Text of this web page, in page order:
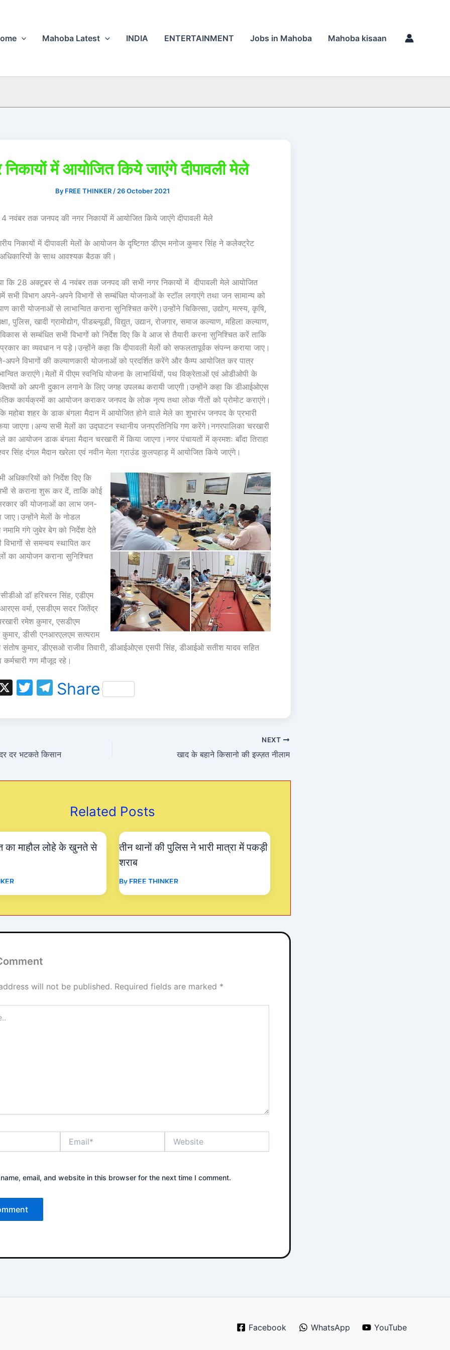
Mahoba Latest INDIA ENTERTAINMENT Jobs in Mahoba Mahoba kisaan
में आयोजित किये जाएंगे दीपावली मेले
By FREE THINKER / 26 October 2021
नवंबर तक जनपद की नगर निकायों में आयोजित किये जाएंगे दीपावली मेले
निकायों में दीपावली मेलों के आयोजन के दृष्टिगत डीएम मनोज कुमार सिंह ने कलेक्ट्रेट
अधिकारियों के साथ आवश्यक बैठक की।
कि 28 अक्टूबर से 4 नवंबर तक जनपद की सभी नगर निकायों में दीपावली मेले आयोजित
सभी विभाग अपने-अपने विभागों से सम्बंधित योजनाओं के स्टॉल लगाएंगे तथा जन सामान्य को
कारी योजनाओं से लाभान्वित कराना सुनिश्चित करेंगे।उन्होंने चिकित्सा, उद्योग, मत्स्य, कृषि,
पुलिस, खादी ग्रामोद्योग, पीडब्ल्यूडी, विद्युत, उद्यान, रोजगार, समाज कल्याण, महिला कल्याण,
से सम्बंधित सभी विभागों को निर्देश दिए कि वे आज से तैयारी करना सुनिश्चित करें ताकि
का व्यवधान न पड़े।उन्होंने कहा कि दीपावली मेलों को सफलतापूर्वक संपन्न कराया जाए।
अपने विभागों की कल्याणकारी योजनाओं को प्रदर्शित करेंगे और कैम्प आयोजित कर पात्र
कराएंगे।मेलों में पीएम स्वनिधि योजना के लाभार्थियों, पथ विक्रेताओं एवं ओडीओपी के
को अपनी दुकान लगाने के लिए जगह उपलब्ध करायी जाएगी।उन्होंने कहा कि डीआईओएस
कार्यक्रमों का आयोजन कराकर जनपद के लोक नृत्य तथा लोक गीतों को प्रोमोट कराएंगे।
महोबा शहर के डाक बंगला मैदान में आयोजित होने वाले मेले का शुभारंभ जनपद के प्रभारी
जाएगा।अन्य सभी मेलों का उद्घाटन स्थानीय जनप्रतिनिधि गण करेंगे।नगरपालिका चरखारी
का आयोजन डाक बंगला मैदान चरखारी में किया जाएगा।नगर पंचायतों में क्रमशः बाँदा तिराहा
सिंह दंगल मैदान खरेला एवं नवीन मेला ग्राउंड कुलपहाड़ में आयोजित किये जाएंगे।
को निर्देश दिए कि
से कराना शुरू कर दें, ताकि कोई
की योजनाओं का लाभ जन-
मेलों के नोडल
नमामि गंगे जुबेर बेग को निर्देश देते
से समन्वय स्थापित कर
का आयोजन कराना सुनिश्चित
डॉ हरिचरन सिंह, एडीएम
आरएस वर्मा, एसडीएम सदर जितेंद्र
रमेश कुमार, एसडीएम
डीसी एनआरएलएम सत्यराम
कुमार, डीएसओ राजीव तिवारी, डीआईओएस एसपी सिंह, डीआईओ सतीश यादव सहित
गण मौजूद रहे।
X
T
itt
T
e
a
Share
दर भटकते किसान
NEXT
खाद के बहाने किसानो की इज्ज़त नीलाम
Related Posts
का माहौल लोहे के खुनते से
तीन थानों की पुलिस ने भारी मात्रा में पकड़ी
शराब
By FREE THINKER
will not be published. Required fields are marked *
email, and website in this browser for the next time I comment.
Facebook WhatsApp YouTube